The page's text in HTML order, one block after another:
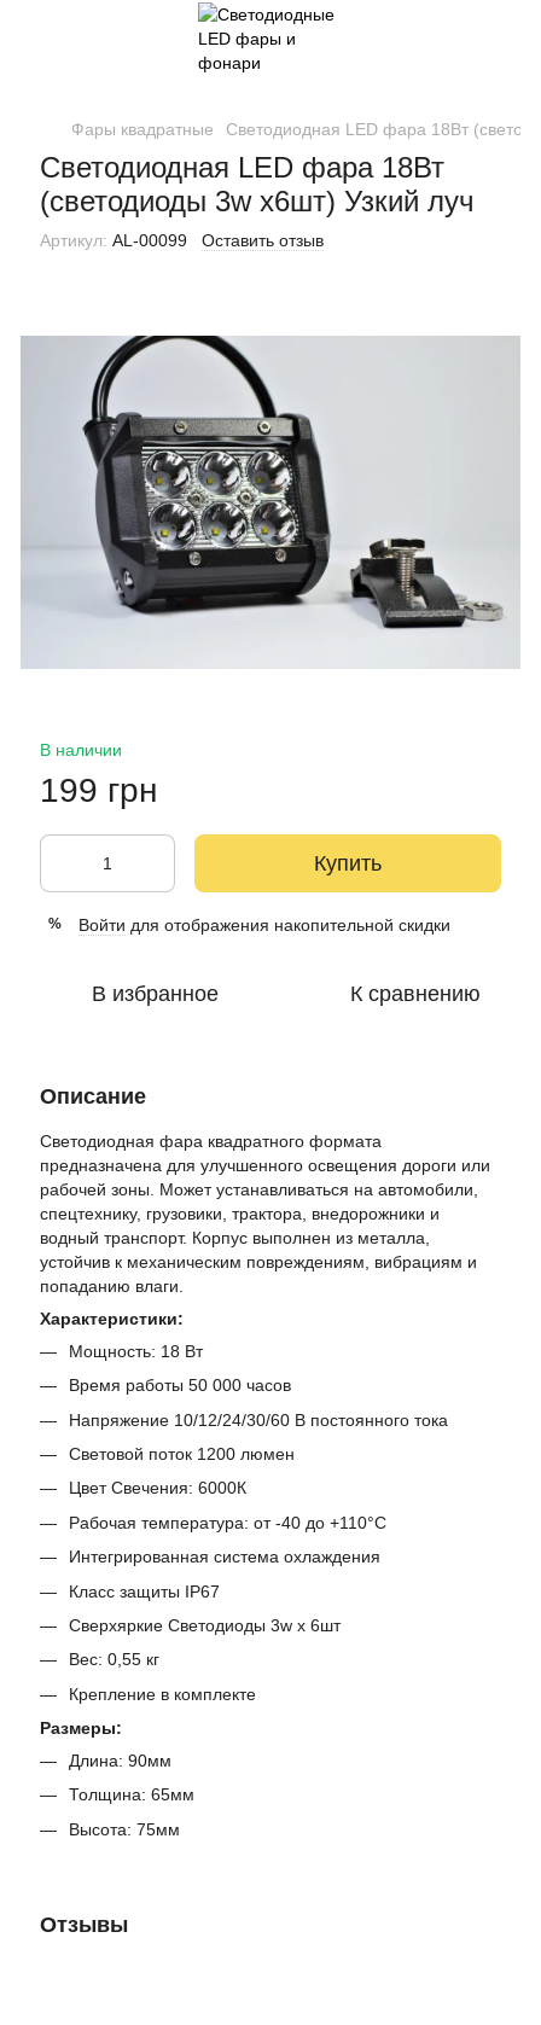
Фары квадратные Светодиодная LED фара 18Вт
Светодиодная LED фара 18Вт
(светодиоды 3w х6шт) Узкий луч
Артикул: AL-00099 Оставить отзыв
В наличии
199 грн
Купить
% Войти для отображения накопительной скидки
В избранное К сравнению
Описание
Светодиодная фара квадратного формата
предназначена для улучшенного освещения дороги или
рабочей зоны. Может устанавливаться на автомобили,
спецтехнику, грузовики, трактора, внедорожники и
водный транспорт. Корпус выполнен из металла,
устойчив к механическим повреждениям, вибрациям и
попаданию влаги.
Характеристики:
Мощность: 18 Вт
Время работы 50 000 часов
Напряжение 10/12/24/30/60 В постоянного тока
Световой поток 1200 люмен
Цвет Свечения: 6000К
Рабочая температура: от -40 до +110°C
Интегрированная система охлаждения
Класс защиты IP67
Сверхяркие Светодиоды 3w x 6шт
Вес: 0,55 кг
Крепление в комплекте
Размеры:
Длина: 90мм
Толщина: 65мм
Высота: 75мм
Отзывы